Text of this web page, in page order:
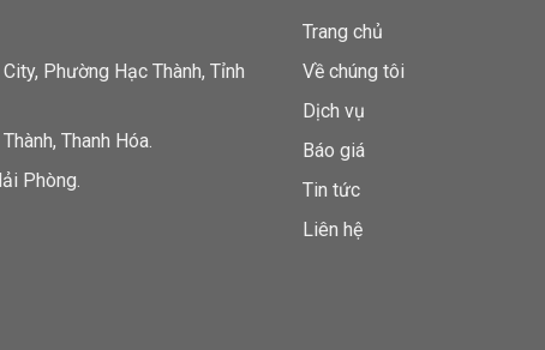
Phường Hạc Thành, Tỉnh
Thanh Hóa.
Phòng.
Trang chủ
Về chúng tôi
Dịch vụ
Báo giá
Tin tức
Liên hệ